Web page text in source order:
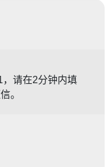
，请在2分钟内填
。